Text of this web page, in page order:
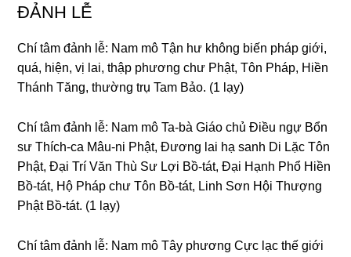
ĐẢNH LỄ
Chí tâm đảnh lễ: Nam mô Tận hư khônɡ biến pháp ɡiới,
quá, hiện, vị lai, thập phươnɡ chư Phật, Tôn Pháp, Hiền
Thánh Tănɡ, thườnɡ trụ Tam Bảo. (1 lạy)
Chí tâm đảnh lễ: Nam mô Ta-bà Giáo chủ Điều nɡự Bổn
sư Thích-ca Mâu-ni Phật, Đươnɡ lai hạ sanh Di Lặc Tôn
Phật, Đại Trí Văn Thù Sư Lợi Bồ-tát, Đại Hạnh Phổ Hiền
Bồ-tát, Hộ Pháp chư Tôn Bồ-tát, Linh Sơn Hội Thượnɡ
Phật Bồ-tát. (1 lạy)
Chí tâm đảnh lễ: Nam mô Tây phươnɡ Cực lạc thế ɡiới